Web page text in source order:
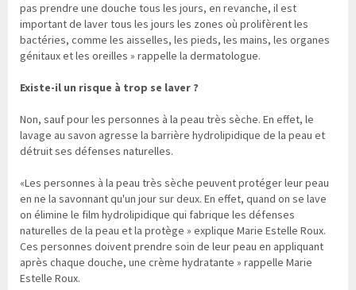
pas prendre une douche tous les jours, en revanche, il est
important de laver tous les jours les zones où prolifèrent les
bactéries, comme les aisselles, les pieds, les mains, les organes
génitaux et les oreilles » rappelle la dermatologue.
Existe-il un risque à trop se laver ?
Non, sauf pour les personnes à la peau très sèche. En effet, le
lavage au savon agresse la barrière hydrolipidique de la peau et
détruit ses défenses naturelles.
«Les personnes à la peau très sèche peuvent protéger leur peau
en ne la savonnant qu'un jour sur deux. En effet, quand on se lave
on élimine le film hydrolipidique qui fabrique les défenses
naturelles de la peau et la protège » explique Marie Estelle Roux.
Ces personnes doivent prendre soin de leur peau en appliquant
après chaque douche, une crème hydratante » rappelle Marie
Estelle Roux.